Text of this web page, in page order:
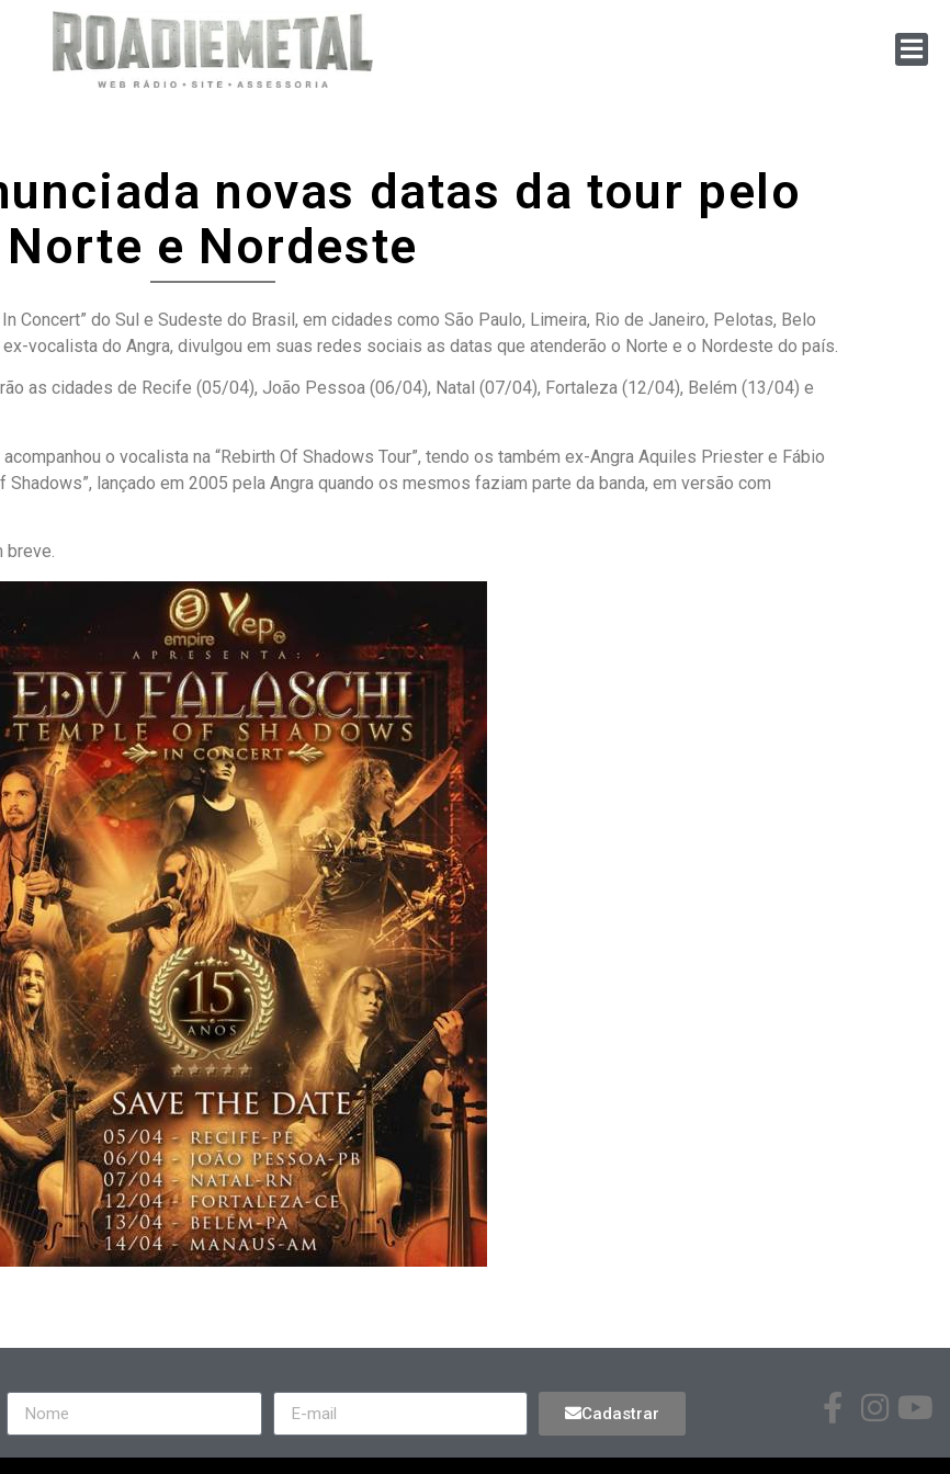
novas datas da tour pelo
Norte e Nordeste
Concert” do Sul e Sudeste do Brasil, em cidades como São Paulo, Limeira, Rio de Janeiro, Pelotas, Belo
vocalista do Angra, divulgou em suas redes sociais as datas que atenderão o Norte e o Nordeste do país.
as cidades de Recife (05/04), João Pessoa (06/04), Natal (07/04), Fortaleza (12/04), Belém (13/04) e
o vocalista na “Rebirth Of Shadows Tour”, tendo os também ex-Angra Aquiles Priester e Fábio
lançado em 2005 pela Angra quando os mesmos faziam parte da banda, em versão com
breve.
Cadastrar